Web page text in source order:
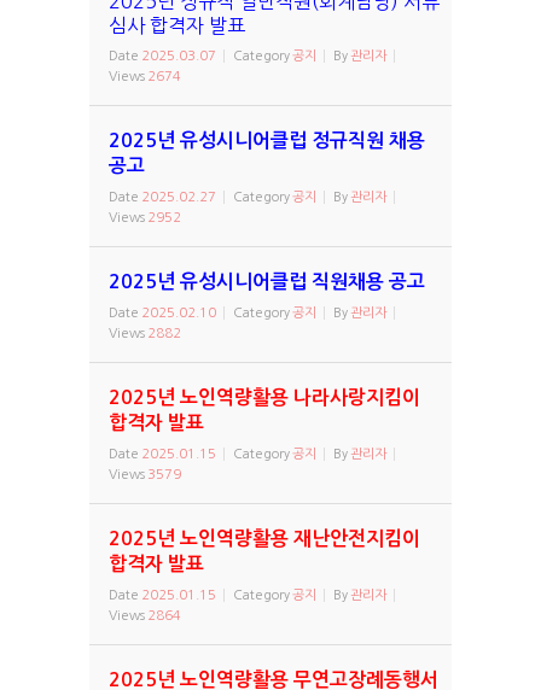
심사 합격자 발표
Date 2025.03.07 Category공지 By 관리자
Views 2674
2025년 유성시니어클럽 정규직원 채용
공고
Date 2025.02.27 Category공지 By 관리자
Views 2952
2025년 유성시니어클럽 직원채용 공고
Date 2025.02.10 Category공지 By 관리자
Views 2882
2025년 노인역량활용 나라사랑지킴이
합격자 발표
Date 2025.01.15 Category공지 By 관리자
Views 3579
2025년 노인역량활용 재난안전지킴이
합격자 발표
Date 2025.01.15 Category공지 By 관리자
Views 2864
2025년 노인역량활용 무연고장례동행서